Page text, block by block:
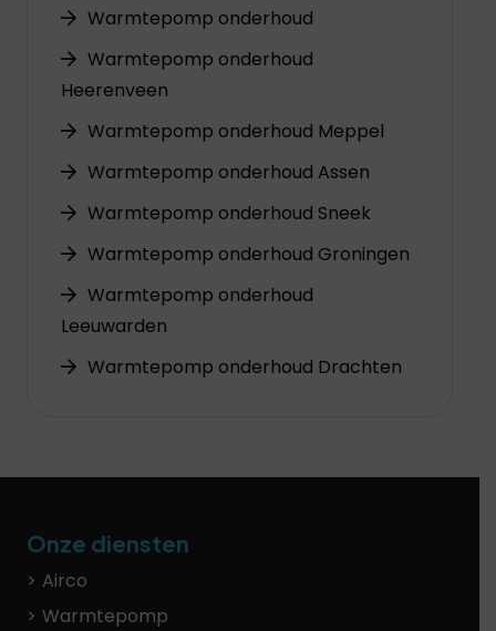
Warmtepomp onderhoud
Warmtepomp onderhoud
Heerenveen
Warmtepomp onderhoud Meppel
Warmtepomp onderhoud Assen
Warmtepomp onderhoud Sneek
Warmtepomp onderhoud Groningen
Warmtepomp onderhoud
Leeuwarden
Warmtepomp onderhoud Drachten
Onze diensten
Airco
Warmtepomp